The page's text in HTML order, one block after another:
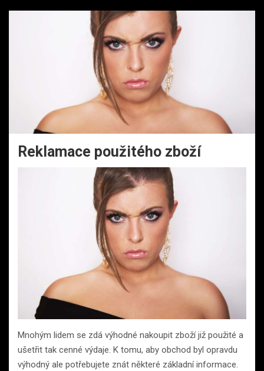
Reklamace použitého zboží
Mnohým lidem se zdá výhodné nakoupit zboží již použité a
ušetřit tak cenné výdaje. K tomu, aby obchod byl opravdu
výhodný ale potřebujete znát některé základní informace.